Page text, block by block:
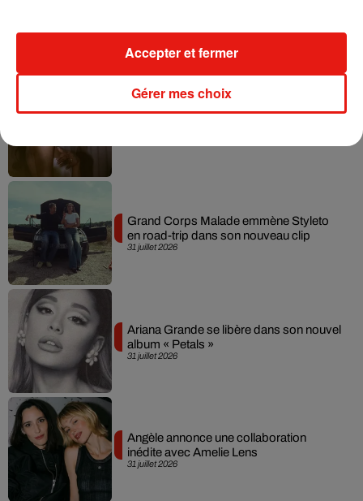
4 août 2026
Ariana Grande prendra une pause après
31 juillet 2026
Grand Corps Malade emmène Styleto
en road-trip dans son nouveau clip
31 juillet 2026
Ariana Grande se libère dans son nouvel
album « Petals »
31 juillet 2026
Angèle annonce une collaboration
inédite avec Amelie Lens
Gérer mes choix
Accepter et fermer